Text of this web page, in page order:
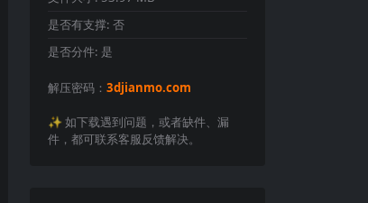
是否有支撑: 否
是否分件: 是
解压密码： 3djianmo.com
✨️ 如下载遇到问题，或者缺件、漏
件，都可联系客服反馈解决。